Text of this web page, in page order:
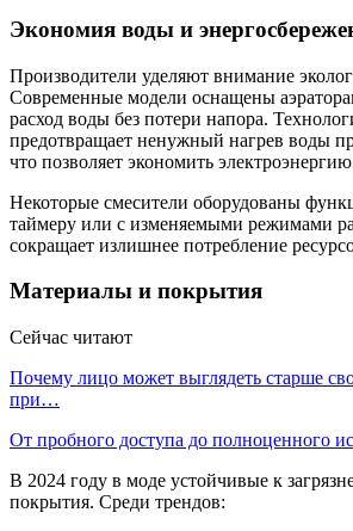
Экономия воды и
Производители уделяют внимание
Современные модели оснащены
расход воды без потери напора.
предотвращает ненужный нагрев воды
что позволяет экономить
Некоторые смесители оборудованы
таймеру или с изменяемыми режимами
сокращает излишнее потребление
Материалы и покрытия
Сейчас читают
Почему лицо может выглядеть старше
при…
От пробного доступа до полноценного
В 2024 году в моде устойчивые к
покрытия. Среди трендов: